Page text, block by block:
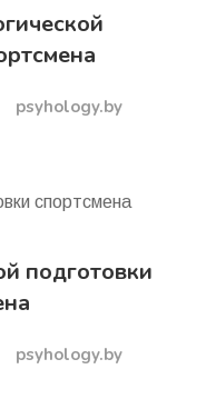
psyhology.by
подготовки
psyhology.by